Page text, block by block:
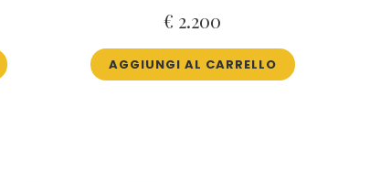
€ 2.200
AGGIUNGI AL CARRELLO